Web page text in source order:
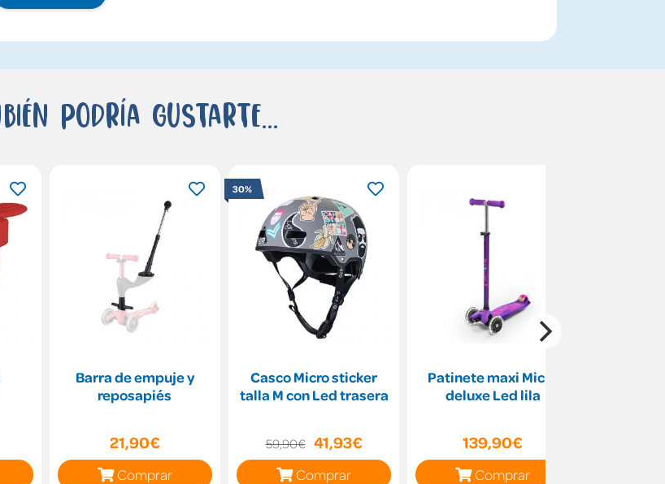
podría gustarte...
Barra de empuje y
reposapiés
21,90€
Comprar
30%
Casco Micro sticker
talla M con Led trasera
59,90€ 41,93€
Comprar
Patinete maxi Micro
deluxe Led lila
139,90€
Comprar